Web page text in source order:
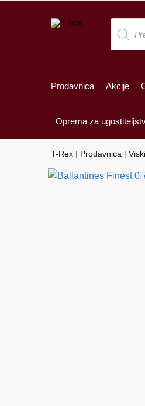
search
Prodavnica Akcije
Oprema za
T-Rex | Prodavnica |Viski